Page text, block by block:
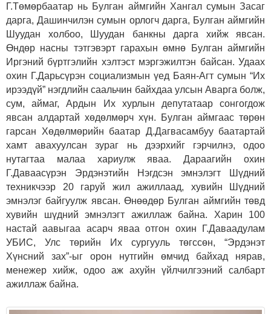
Г.Төмөрбаатар нь Булган аймгийн Хангал сумын Засаг
дарга, Дашинчилэн сумын орлогч дарга, Булган аймгийн
Шуудан холбоо, Шуудан банкны дарга хийж явсан.
Өндөр насны тэтгэвэрт гарахын өмнө Булган аймгийн
Иргэний бүртгэлийн хэлтэст мэргэжилтэн байсан. Удаах
охин Г.Дарьсүрэн социализмын үед Баян-Агт сумын “Их
ирээдүй” нэгдлийн саальчин байхдаа улсын Аварга болж,
сум, аймаг, Ардын Их хурлын депутатаар сонгогдож
явсан алдартай хөдөлмөрч хүн. Булган аймгаас төрөн
гарсан Хөдөлмөрийн баатар Д.Дагвасамбуу баатартай
хамт авахуулсан зураг нь дээрхийг гэрчилнэ, одоо
нутагтаа малаа хариулж яваа. Дараагийн охин
Г.Даваасүрэн Эрдэнэтийн Нэгдсэн эмнэлэгт Шүдний
техникчээр 20 гаруй жил ажиллаад, хувийн Шүдний
эмнэлэг байгуулж явсан. Өнөөдөр Булган аймгийн төвд
хувийн шүдний эмнэлэгт ажиллаж байна. Харин 100
настай аавыгаа асарч яваа отгон охин Г.Даваадулам
УБИС, Улс төрийн Их сургууль төгссөн, “Эрдэнэт
Хүнсний зах”-ыг орон нутгийн өмчид байхад нярав,
менежер хийж, одоо аж ахуйн үйлчилгээний салбарт
ажиллаж байна.